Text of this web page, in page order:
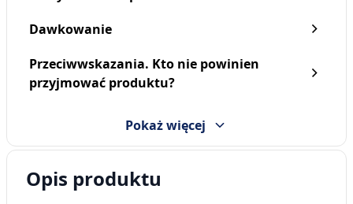
Daktarin, 20 mg/g, krem,
(i.row),Delf,Grecja, 30 g
Daktarin, 20 mg/g, krem,
(i.rów),Delf,Irlandia, 30 g
22,09 zł
Dawkowanie
Przeciwwskazania. Kto nie powinien
przyjmować produktu?
Pokaż więcej
Opis produktu